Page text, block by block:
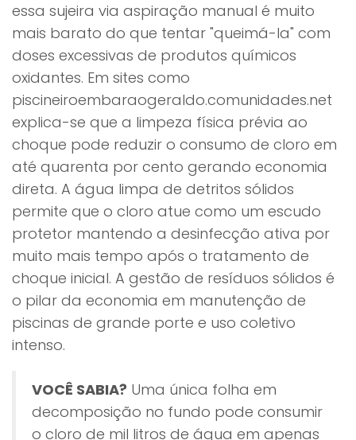
essa sujeira via aspiração manual é muito
mais barato do que tentar "queimá-la" com
doses excessivas de produtos químicos
oxidantes. Em sites como
piscineiroembaraogeraldo.comunidades.net
explica-se que a limpeza física prévia ao
choque pode reduzir o consumo de cloro em
até quarenta por cento gerando economia
direta. A água limpa de detritos sólidos
permite que o cloro atue como um escudo
protetor mantendo a desinfecção ativa por
muito mais tempo após o tratamento de
choque inicial. A gestão de resíduos sólidos é
o pilar da economia em manutenção de
piscinas de grande porte e uso coletivo
intenso.
VOCÊ SABIA? Uma única folha em
decomposição no fundo pode consumir
o cloro de mil litros de água em apenas